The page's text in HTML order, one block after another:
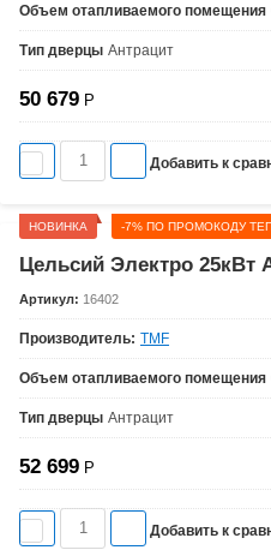
Объем отапливаемого помещения
Тип дверцы Антрацит
50 679 Р
Добавить к
НОВИНКА -7% ПО ПРОМОКОДУ
Цельсий Электро
Артикул: 16402
Производитель: TMF
Объем отапливаемого помещения
Тип дверцы Антрацит
52 699 Р
Добавить к